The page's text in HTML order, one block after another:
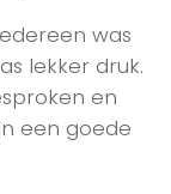
was
lekker druk.
en
een goede